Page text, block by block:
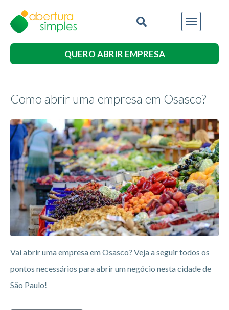
QUERO ABRIR EMPRESA
Como abrir uma empresa em Osasco?
Vai abrir uma empresa em Osasco? Veja a seguir todos os
pontos necessários para abrir um negócio nesta cidade de
São Paulo!